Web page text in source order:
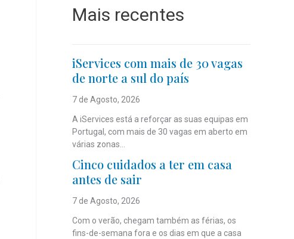
Mais recentes
iServices com mais de 30 vagas
de norte a sul do país
7 de Agosto, 2026
A iServices está a reforçar as suas equipas em
Portugal, com mais de 30 vagas em aberto em
várias zonas...
Cinco cuidados a ter em casa
antes de sair
7 de Agosto, 2026
Com o verão, chegam também as férias, os
fins-de-semana fora e os dias em que a casa